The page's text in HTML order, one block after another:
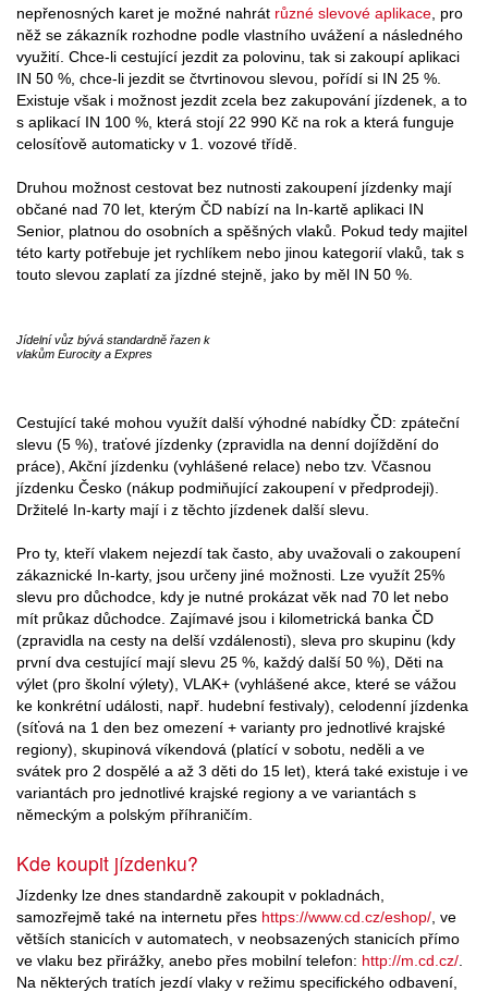
nepřenosných karet je možné nahrát různé slevové aplikace , pro
něž se zákazník rozhodne podle vlastního uvážení a následného
využití. Chce-li cestující jezdit za polovinu, tak si zakoupí aplikaci
IN 50 %, chce-li jezdit se čtvrtinovou slevou, pořídí si IN 25 %.
Existuje však i možnost jezdit zcela bez zakupování jízdenek, a to
s aplikací IN 100 %, která stojí 22 990 Kč na rok a která funguje
celosíťově automaticky v 1. vozové třídě.
Druhou možnost cestovat bez nutnosti zakoupení jízdenky mají
občané nad 70 let, kterým ČD nabízí na In-kartě aplikaci IN
Senior, platnou do osobních a spěšných vlaků. Pokud tedy majitel
této karty potřebuje jet rychlíkem nebo jinou kategorií vlaků, tak s
touto slevou zaplatí za jízdné stejně, jako by měl IN 50 %.
Jídelní vůz bývá standardně řazen k
vlakům Eurocity a Expres
Cestující také mohou využít další výhodné nabídky ČD: zpáteční
slevu (5 %), traťové jízdenky (zpravidla na denní dojíždění do
práce), Akční jízdenku (vyhlášené relace) nebo tzv. Včasnou
jízdenku Česko (nákup podmiňující zakoupení v předprodeji).
Držitelé In-karty mají i z těchto jízdenek další slevu.
Pro ty, kteří vlakem nejezdí tak často, aby uvažovali o zakoupení
zákaznické In-karty, jsou určeny jiné možnosti. Lze využít 25%
slevu pro důchodce, kdy je nutné prokázat věk nad 70 let nebo
mít průkaz důchodce. Zajímavé jsou i kilometrická banka ČD
(zpravidla na cesty na delší vzdálenosti), sleva pro skupinu (kdy
první dva cestující mají slevu 25 %, každý další 50 %), Děti na
výlet (pro školní výlety), VLAK+ (vyhlášené akce, které se vážou
ke konkrétní události, např. hudební festivaly), celodenní jízdenka
(síťová na 1 den bez omezení + varianty pro jednotlivé krajské
regiony), skupinová víkendová (platící v sobotu, neděli a ve
svátek pro 2 dospělé a až 3 děti do 15 let), která také existuje i ve
variantách pro jednotlivé krajské regiony a ve variantách s
německým a polským příhraničím.
Kde koupit jízdenku?
Jízdenky lze dnes standardně zakoupit v pokladnách,
samozřejmě také na internetu přes https://www.cd.cz/eshop/ , ve
větších stanicích v automatech, v neobsazených stanicích přímo
ve vlaku bez přirážky, anebo přes mobilní telefon: http://m.cd.cz/
Na některých tratích jezdí vlaky v režimu specifického odbavení,